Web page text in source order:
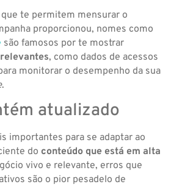
te permitem mensurar o
proporcionou, nomes como
são famosos por te mostrar
, como dados de acessos
monitorar o desempenho da sua
.
atualizado
importantes para se adaptar ao
do conteúdo que está em alta
vivo e relevante, erros que
são o pior pesadelo de